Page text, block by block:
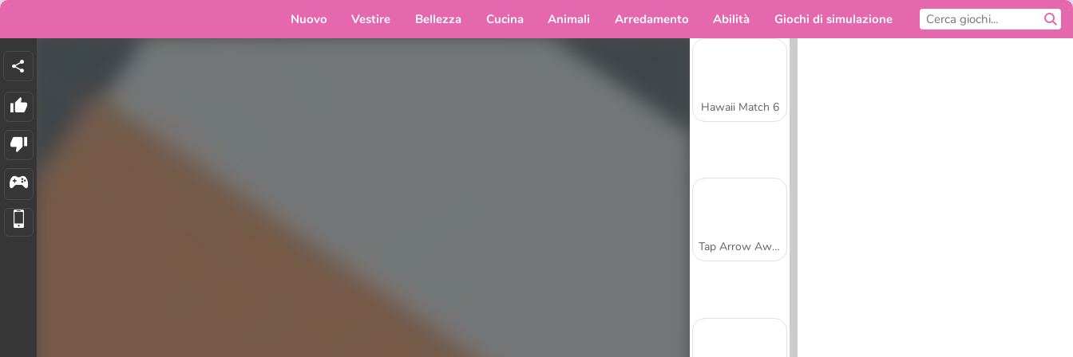
Nuovo Vestire Bellezza Cucina Animali Arredamento Abilità Giochi di simulazione
Hawaii Match 6
Tap Arrow Away